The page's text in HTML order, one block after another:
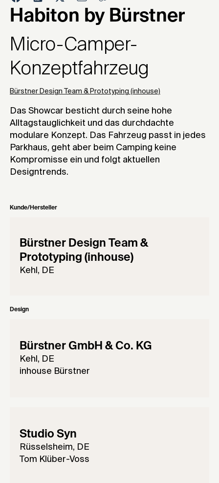
2024
Habiton by Bürstner
Micro-Camper-
Konzeptfahrzeug
Bürstner Design Team & Prototyping (inhouse)
Das Showcar besticht durch seine hohe
Alltagstauglichkeit und das durchdachte
modulare Konzept. Das Fahrzeug passt in jedes
Parkhaus, geht aber beim Camping keine
Kompromisse ein und folgt aktuellen
Designtrends.
Kunde/Hersteller
Bürstner Design Team &
Prototyping (inhouse)
Kehl, DE
Design
Bürstner GmbH & Co. KG
Kehl, DE
inhouse Bürstner
Studio Syn
Rüsselsheim, DE
Tom Klüber-Voss